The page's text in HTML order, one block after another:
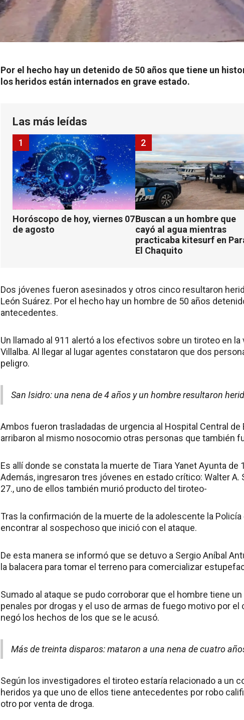
Por el hecho hay un detenido de 50 años que tiene un
los heridos están internados en grave estado.
Las más leídas
Horóscopo de hoy, viernes 07
de agosto
1
Buscan a un hombre que
cayó al agua mientras
practicaba kitesurf en
El Chaquito
2
Dos jóvenes fueron asesinados y otros cinco resultaron
León Suárez. Por el hecho hay un hombre de 50 años
antecedentes.
Un llamado al 911 alertó a los efectivos sobre un tiroteo en la
Villalba. Al llegar al lugar agentes constataron que dos
peligro.
San Isidro: una nena de 4 años y un hombre resultaron
Ambos fueron trasladadas de urgencia al Hospital Central
arribaron al mismo nosocomio otras personas que también
Es allí donde se constata la muerte de Tiara Yanet Ayunta de
Además, ingresaron tres jóvenes en estado crítico: Walter A.
27., uno de ellos también murió producto del tiroteo-
Tras la confirmación de la muerte de la adolescente la
encontrar al sospechoso que inició con el ataque.
De esta manera se informó que se detuvo a Sergio Aníbal
la balacera para tomar el terreno para comercializar
Sumado al ataque se pudo corroborar que el hombre tiene
penales por drogas y el uso de armas de fuego motivo por el
negó los hechos de los que se le acusó.
Más de treinta disparos: mataron a una nena de cuatro
Según los investigadores el tiroteo estaría relacionado a un
heridos ya que uno de ellos tiene antecedentes por robo
otro por venta de droga.